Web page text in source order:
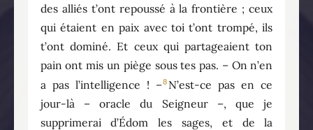
des alliés t’ont repoussé à la frontière ; ceux
qui étaient en paix avec toi t’ont trompé, ils
t’ont dominé. Et ceux qui partageaient ton
pain ont mis un piège sous tes pas. – On n’en
a pas l’intelligence ! –8 N’est-ce pas en ce
jour-là – oracle du Seigneur –, que je
supprimerai d’Édom les sages, et de la